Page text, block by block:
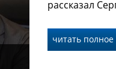
рассказал
читать